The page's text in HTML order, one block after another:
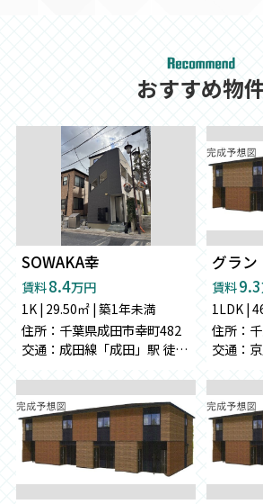
おすすめ物
SOWAKA幸
賃料8.4万円
1K | 29.50㎡ | 築1年未満
住所：千葉県成田市幸町482
交通：成田線「成田」駅 徒歩10分
グラ
賃料9.3
1LDK |